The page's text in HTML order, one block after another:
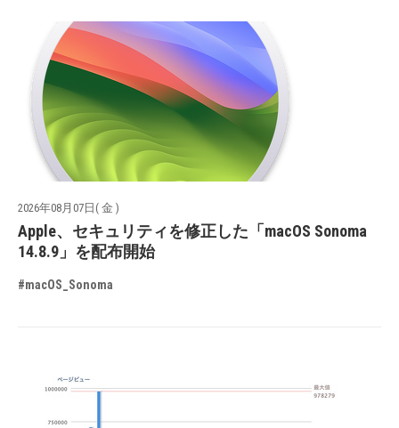
2026年08月07日( 金 )
Apple、セキュリティを修正した「macOS Sonoma
14.8.9」を配布開始
#macOS_Sonoma